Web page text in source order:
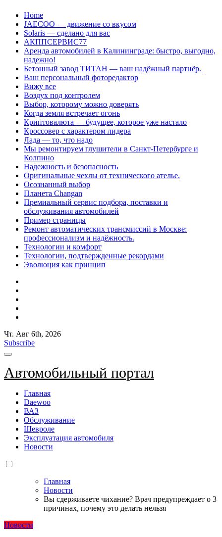
Перейти
содержанию
Home
JAECOO — движение со вкусом
Solaris — сделано для вас
АКППСЕРВИС77
Аренда автомобилей в Калининграде: быстро, выгодно,
надежно!
Бетонный завод ТИТАН — ваш надёжный партнёр.
Ваш персональный фоторедактор
Вижу все
Воздух под контролем
Выбор, которому можно доверять
Когда земля встречает огонь
Криптовалюта — будущее, которое уже настало
Кроссовер с характером лидера
Лада — то, что надо
Мы ремонтируем глушители в Санкт-Петербурге и
Колпино
Надежность и безопасность
Оригинальные чехлы от технического ателье.
Осознанный выбор
Планета Changan
Премиальный сервис подбора, поставки и
обслуживания автомобилей
Пример страницы
Ремонт автоматических трансмиссий в Москве:
профессионализм и надёжность.
Технологии и комфорт
Технологии, подтвержденные рекордами
Эволюция как принцип
Чт. Авг 6th, 2026
Subscribe
Автомобильный портал
Главная
Daewoo
ВАЗ
Обслуживание
Шевроле
Эксплуатация автомобиля
Новости
Главная
Новости
Вы сдерживаете чихание? Врач предупреждает о 3
причинах, почему это делать нельзя
Новости